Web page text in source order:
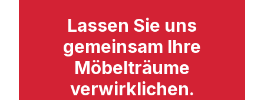
Lassen Sie uns
gemeinsam Ihre
Möbelträume
verwirklichen.